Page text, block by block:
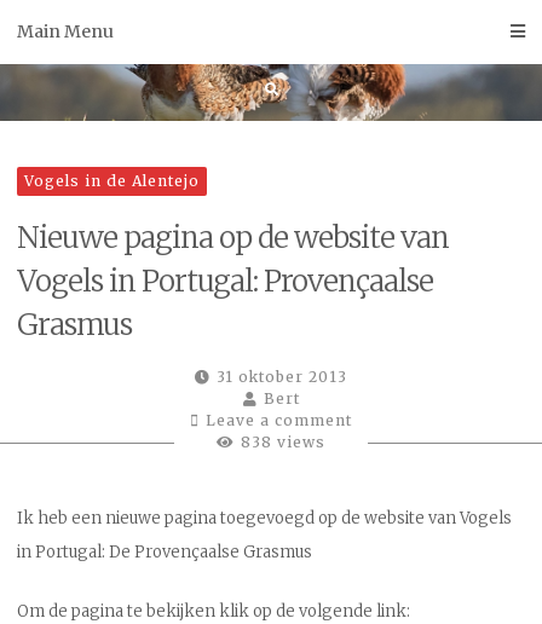
Main Menu
Vogels in de Alentejo
Nieuwe pagina op de website van
Vogels in Portugal: Provençaalse
Grasmus
31 oktober 2013
Bert
Leave a comment
838 views
Ik heb een nieuwe pagina toegevoegd op de website van Vogels
in Portugal: De Provençaalse Grasmus
Om de pagina te bekijken klik op de volgende link: